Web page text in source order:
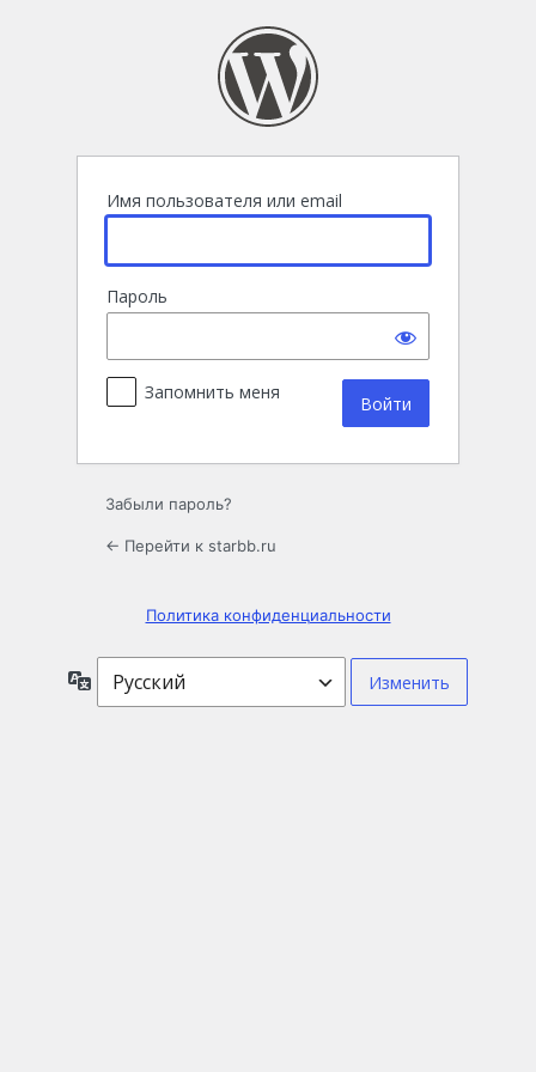
Имя пользователя или email
Пароль
Запомнить меня
Забыли пароль?
← Перейти к starbb.ru
Политика конфиденциальности
Язык